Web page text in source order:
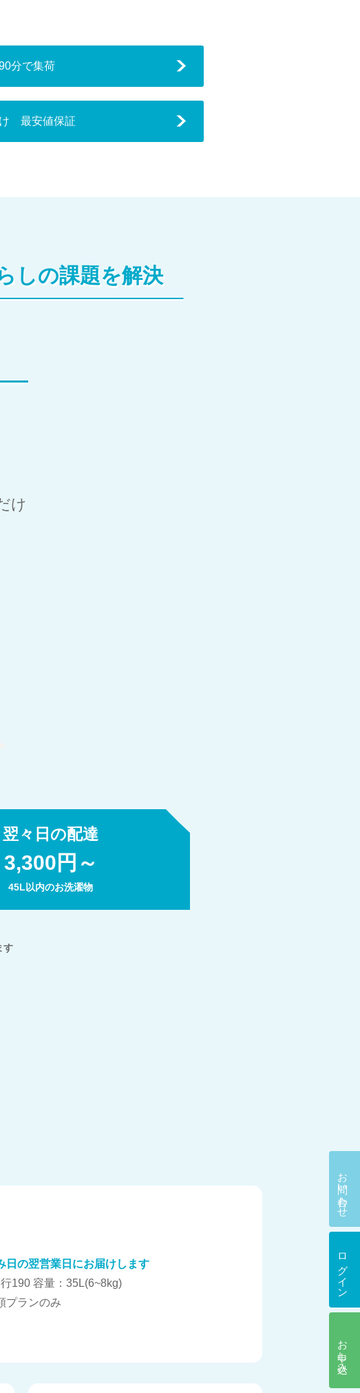
分で集荷
最安値保証
しの課題を解決
け
翌々日の配達
3,300円～
45L以内のお洗濯物
す
日の翌営業日にお届けします
190 容量：35L(6~8kg)
プランのみ
お問い合わせ
ログイン
お申し込み